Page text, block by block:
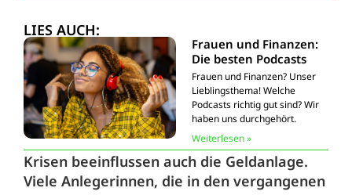
LIES AUCH:
Frauen und Finanzen:
Die besten Podcasts
Frauen und Finanzen? Unser
Lieblingsthema! Welche
Podcasts richtig gut sind? Wir
haben uns durchgehört.
Weiterlesen »
Krisen beeinflussen auch die Geldanlage.
Viele Anlegerinnen, die in den vergangenen